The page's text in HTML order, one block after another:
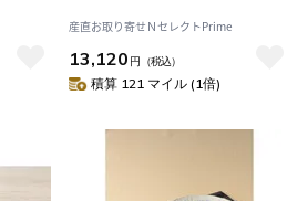
産直お取り寄せＮセレクトPrime
13,120 円 （税込）
積算 121 マイル (1倍)